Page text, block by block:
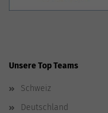
Unsere Top Teams
Schweiz
Deutschland